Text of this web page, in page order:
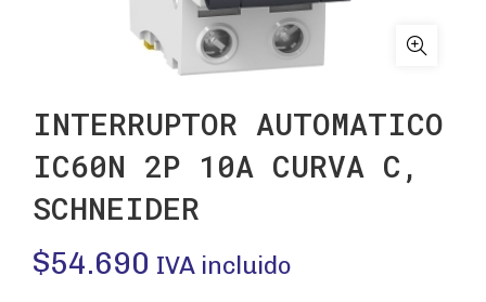
INTERRUPTOR AUTOMATICO
IC60N 2P 10A CURVA C,
SCHNEIDER
$54.690 IVA incluido